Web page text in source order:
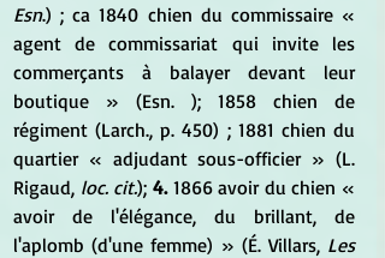
Esn.) ; ca 1840 chien du commissaire «
agent de commissariat qui invite les
commerçants à balayer devant leur
boutique » (Esn. ); 1858 chien de
régiment (Larch., p. 450) ; 1881 chien du
quartier « adjudant sous-officier » (L.
Rigaud, loc. cit.); 4. 1866 avoir du chien «
avoir de l'élégance, du brillant, de
l'aplomb (d'une femme) » (É. Villars, Les